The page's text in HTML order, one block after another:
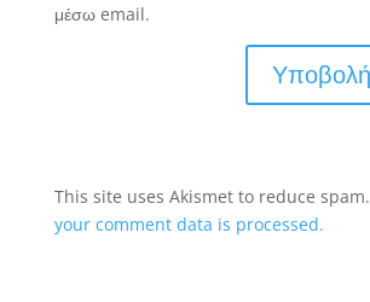
μέσω email.
This site uses Akismet to reduce spam.
your comment data is processed.